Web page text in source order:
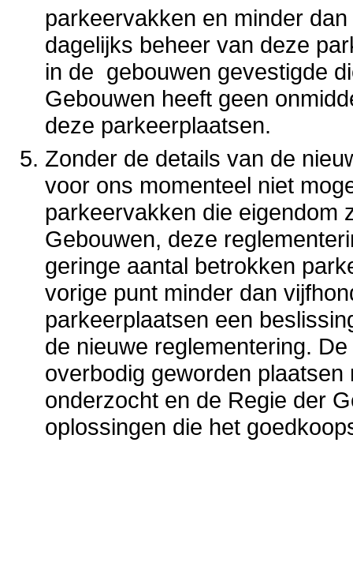
parkeervakken en minder
dagelijks beheer van deze
in de gebouwen gevestigde
Gebouwen heeft geen
deze parkeerplaatsen.
Zonder de details van de
voor ons momenteel niet
parkeervakken die eigendom
Gebouwen, deze
geringe aantal betrokken
vorige punt minder dan
parkeerplaatsen een
de nieuwe reglementering.
overbodig geworden
onderzocht en de Regie der
oplossingen die het